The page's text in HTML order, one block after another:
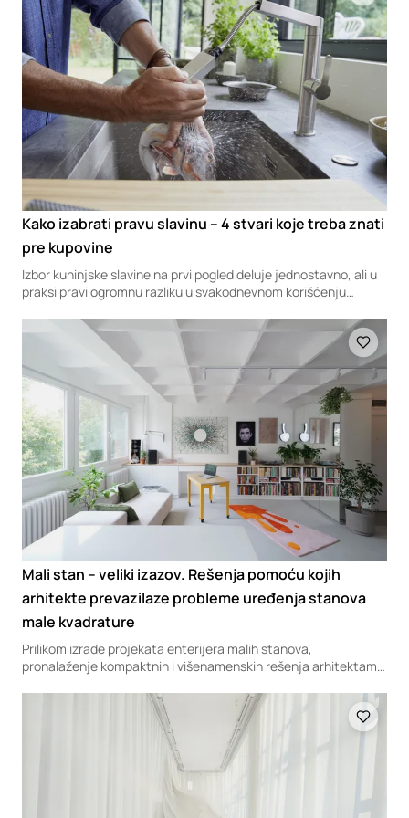
zadovoljavajuća alternativa. U projektu naselja Marina Dorćol,
arhitekte prevazilaze ove izazove vertikalnim građenjem
zelenih ambijenata i velikih privatnih bašti, čime kolektivnom
stanovanju pružaju kvalitet i komfor života u privatnoj kući.
Kako izabrati pravu slavinu – 4 stvari koje treba znati
pre kupovine
Izbor kuhinjske slavine na prvi pogled deluje jednostavno, ali u
praksi pravi ogromnu razliku u svakodnevnom korišćenju
Loading
Mali stan – veliki izazov. Rešenja pomoću kojih
arhitekte prevazilaze probleme uređenja stanova
male kvadrature
Prilikom izrade projekata enterijera malih stanova,
pronalaženje kompaktnih i višenamenskih rešenja arhitektama
kreativna eksperimentisanja.